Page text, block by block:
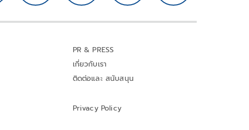
PR & PRESS
เกี่ยวกับเรา
ติดต่อและ สนับสนุน
Privacy Policy